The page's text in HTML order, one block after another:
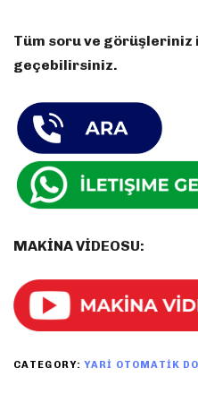
Tüm soru ve
geçebilirsiniz.
MAKİNA VİDEOSU:
CATEGORY: YARI OTOMATIK